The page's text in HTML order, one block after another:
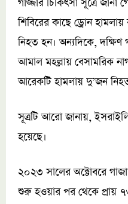
গাজ্জার চিকিৎসা সূত্রে জানা
শিবিরের কাছে ড্রোন
নিহত হন। অন্যদিকে,
আমাল মহল্লায় বেসামরিক
আরেকটি হামলায় দু’জন
সূত্রটি আরো জানায়,
হয়েছে।
২০২৩ সালের অক্টোবরে
শুরু হওয়ার পর থেকে প্রায়